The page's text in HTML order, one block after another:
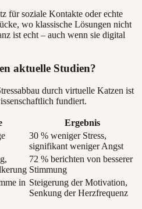
für soziale Kontakte oder echte
wo klassische Lösungen nicht
ist echt – auch wenn sie digital
aktuelle Studien?
durch virtuelle Katzen ist
fundiert.
Ergebnis
30 % weniger Stress,
signifikant weniger Angst
72 % berichten von besserer
Stimmung
in Steigerung der Motivation,
Senkung der Herzfrequenz